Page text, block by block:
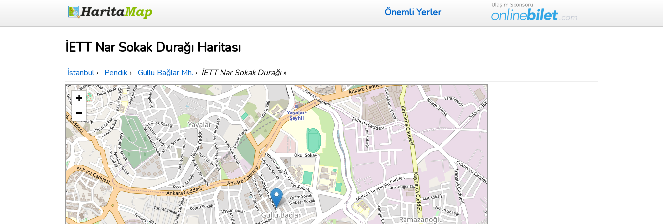
Önemli Yerler
İETT Nar Sokak Durağı Haritası
İstanbul › Pendik › Güllü Bağlar Mh. › İETT Nar Sokak Durağı»
+
−